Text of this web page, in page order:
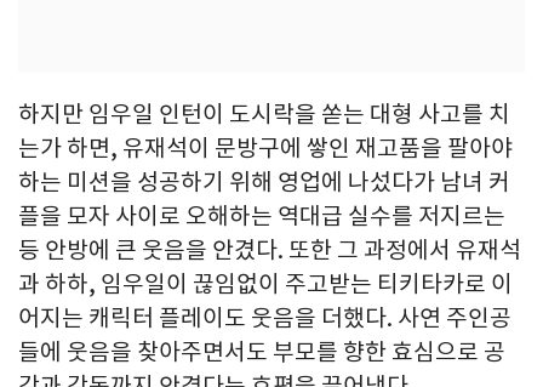
하지만 임우일 인턴이 도시락을 쏟는 대형 사고를 치
는가 하면, 유재석이 문방구에 쌓인 재고품을 팔아야
하는 미션을 성공하기 위해 영업에 나섰다가 남녀 커
플을 모자 사이로 오해하는 역대급 실수를 저지르는
등 안방에 큰 웃음을 안겼다. 또한 그 과정에서 유재석
과 하하, 임우일이 끊임없이 주고받는 티키타카로 이
어지는 캐릭터 플레이도 웃음을 더했다. 사연 주인공
들에 웃음을 찾아주면서도 부모를 향한 효심으로 공